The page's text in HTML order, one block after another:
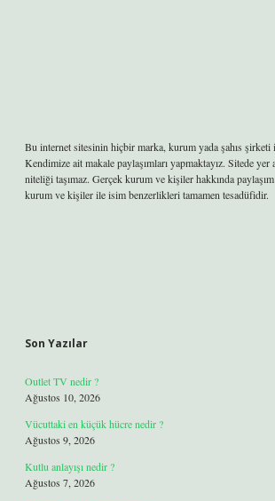
Bu internet sitesinin hiçbir marka, kurum yada şahıs şirketi
Kendimize ait makale paylaşımları yapmaktayız. Sitede
niteliği taşımaz. Gerçek kurum ve kişiler hakkında
kurum ve kişiler ile isim benzerlikleri tamamen tesadüfidir.
Son Yazılar
Outlet TV nedir ?
Ağustos 10, 2026
Vücuttaki en küçük hücre nedir ?
Ağustos 9, 2026
Kutlu anlayışı nedir ?
Ağustos 7, 2026